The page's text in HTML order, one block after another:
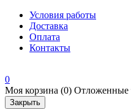
Условия работы
Доставка
Оплата
Контакты
0
Моя корзина (0) Отложенные
Закрыть